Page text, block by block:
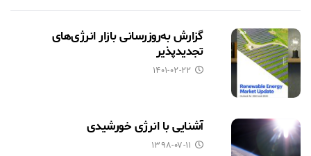
گزارش به‌روزرسانی بازار انرژی‌های
تجدیدپذیر
۱۴۰۱-۰۲-۲۲
آشنایی با انرژی خورشیدی
۱۳۹۸-۰۷-۱۱